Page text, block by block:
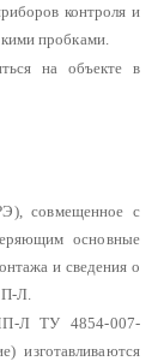
контроля и
пробками.
на объекте в
совмещенное с
основные
и сведения о
Л.
Л ТУ 4854-007-
изготавливаются